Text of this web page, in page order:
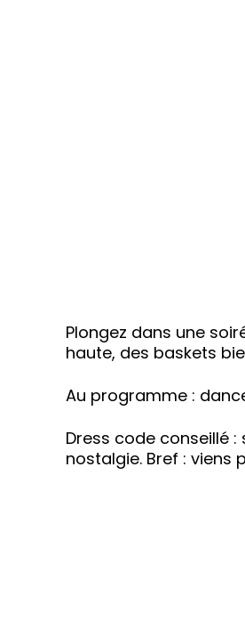
Plongez dans une
haute, des baskets
Au programme :
Dress code conseillé
nostalgie. Bref : viens